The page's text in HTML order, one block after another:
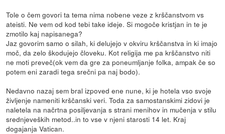
Tole o čem govori ta tema nima nobene veze z krščanstvom vs
ateisti. Ne vem od kod tebi take ideje. Si mogoče kristjan in te je
zmotilo kaj napisanega?
Jaz govorim samo o silah, ki delujejo v okviru krščanstva in ki imajo
moč, da zelo škodujejo človeku. Kot religija me pa krščanstvo niti
ne moti preveč(ok vem da gre za poneumljanje folka, ampak če so
potem eni zaradi tega srečni pa naj bodo).
Nedavno nazaj sem bral izpoved ene nune, ki je hotela vso svoje
življenje nameniti krščanski veri. Toda za samostanskimi zidovi je
naletela na načrtna posiljevanja s strani menihov in mučenja v stilu
srednjeveških metod..in to vse v njeni starosti 14 let. Kraj
dogajanja Vatican.